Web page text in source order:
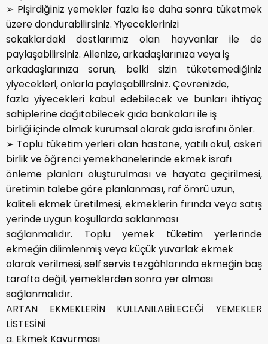
➢ Pişirdiğiniz yemekler fazla ise daha sonra tüketmek
üzere dondurabilirsiniz. Yiyeceklerinizi
sokaklardaki dostlarımız olan hayvanlar ile de
paylaşabilirsiniz. Ailenize, arkadaşlarınıza veya iş
arkadaşlarınıza sorun, belki sizin tüketemediğiniz
yiyecekleri, onlarla paylaşabilirsiniz. Çevrenizde,
fazla yiyecekleri kabul edebilecek ve bunları ihtiyaç
sahiplerine dağıtabilecek gıda bankaları ile iş
birliği içinde olmak kurumsal olarak gıda israfını önler.
➢ Toplu tüketim yerleri olan hastane, yatılı okul, askeri
birlik ve öğrenci yemekhanelerinde ekmek israfı
önleme planları oluşturulması ve hayata geçirilmesi,
üretimin talebe göre planlanması, raf ömrü uzun,
kaliteli ekmek üretilmesi, ekmeklerin fırında veya satış
yerinde uygun koşullarda saklanması
sağlanmalıdır. Toplu yemek tüketim yerlerinde
ekmeğin dilimlenmiş veya küçük yuvarlak ekmek
olarak verilmesi, self servis tezgâhlarında ekmeğin baş
tarafta değil, yemeklerden sonra yer alması
sağlanmalıdır.
ARTAN EKMEKLERİN KULLANILABİLECEĞİ YEMEKLER
LİSTESİNİ
a. Ekmek Kavurması